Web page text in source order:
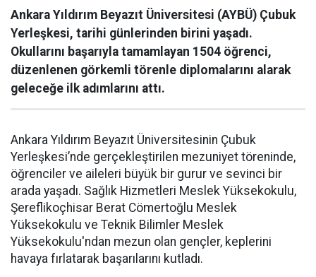
Ankara Yıldırım Beyazıt Üniversitesi (AYBÜ) Çubuk
Yerleşkesi, tarihi günlerinden birini yaşadı.
Okullarını başarıyla tamamlayan 1504 öğrenci,
düzenlenen görkemli törenle diplomalarını alarak
geleceğe ilk adımlarını attı.
Ankara Yıldırım Beyazıt Üniversitesinin Çubuk
Yerleşkesi’nde gerçekleştirilen mezuniyet töreninde,
öğrenciler ve aileleri büyük bir gurur ve sevinci bir
arada yaşadı. Sağlık Hizmetleri Meslek Yüksekokulu,
Şereflikoçhisar Berat Cömertoğlu Meslek
Yüksekokulu ve Teknik Bilimler Meslek
Yüksekokulu'ndan mezun olan gençler, keplerini
havaya fırlatarak başarılarını kutladı.